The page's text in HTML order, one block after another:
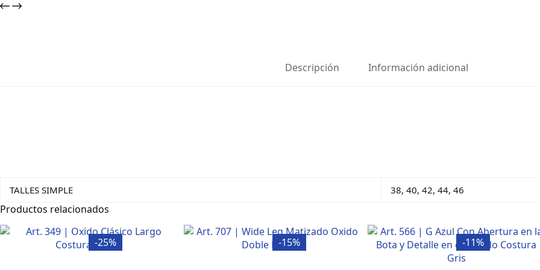
Descripción Información adicional
TALLES SIMPLE 38, 40, 42, 44, 46
Productos relacionados
-25% -15% -11%